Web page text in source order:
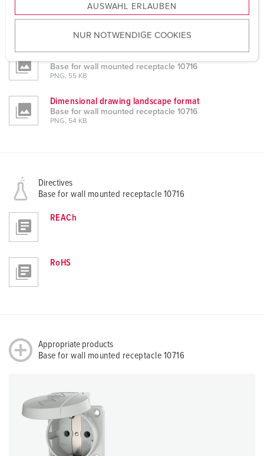
u
w
h
l
AUSWAHL ERLAUBEN
NUR NOTWENDIGE COOKIES
Product info
Base for wall mounted receptacle 10716
PDF, 130 KB
Base for wall mounted receptacle 10716
PNG, 55 KB
Dimensional drawing landscape format
Base for wall mounted receptacle 10716
PNG, 54 KB
Directives
Base for wall mounted receptacle 10716
REACh
RoHS
Appropriate products
Base for wall mounted receptacle 10716